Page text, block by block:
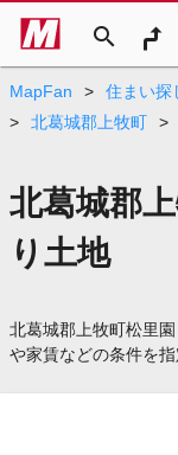
search
MapFan > 住まい探
>
北葛城郡上牧町 >
北葛城郡
り土地
北葛城郡上牧町松里
や家賃などの条件を